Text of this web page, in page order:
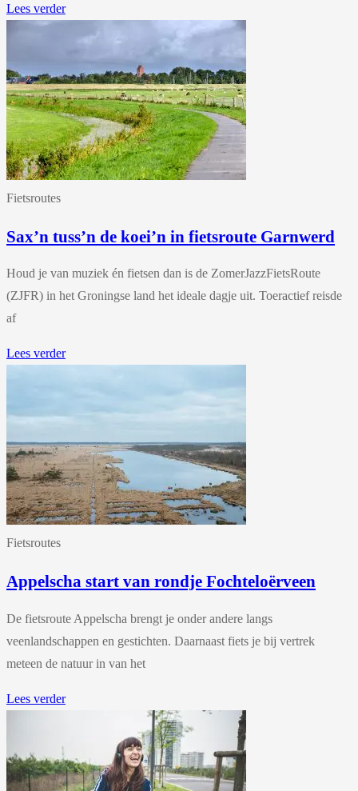
Lees verder
Fietsroutes
Sax’n tuss’n de koei’n in fietsroute Garnwerd
Houd je van muziek én fietsen dan is de ZomerJazzFietsRoute
(ZJFR) in het Groningse land het ideale dagje uit. Toeractief reisde
af
Lees verder
Fietsroutes
Appelscha start van rondje Fochteloërveen
De fietsroute Appelscha brengt je onder andere langs
veenlandschappen en gestichten. Daarnaast fiets je bij vertrek
meteen de natuur in van het
Lees verder